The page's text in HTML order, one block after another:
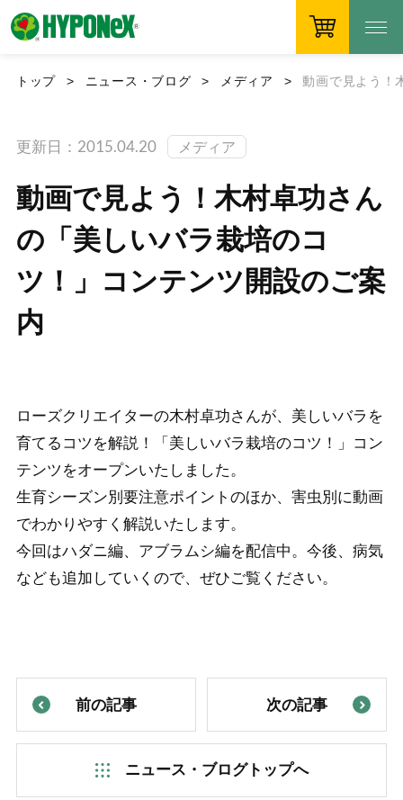
トップ ニュース・ブログ メディア 動画で見よう！
更新日：2015.04.20 メディア
動画で見よう！木村卓功さん
の「美しいバラ栽培のコ
ツ！」コンテンツ開設のご案
内
ローズクリエイターの木村卓功さんが、美しいバラを
育てるコツを解説！「美しいバラ栽培のコツ！」コン
テンツをオープンいたしました。
生育シーズン別要注意ポイントのほか、害虫別に動画
でわかりやすく解説いたします。
今回はハダニ編、アブラムシ編を配信中。今後、病気
なども追加していくので、ぜひご覧ください。
前の記事
ニュース・ブログトップへ
次の記事